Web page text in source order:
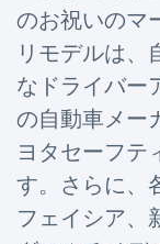
16
のお祝いのマ
リモデルは、
なドライバー
の自動車メー
ヨタセーフテ
す。さらに、
フェイシア、